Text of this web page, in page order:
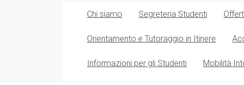
Università
degli
Studi
Chi siamo Segreteria Studenti
Orientamento e Tutoraggio in Itinere
Informazioni per gli Studenti Mobilità